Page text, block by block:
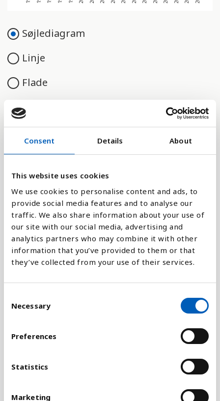
Consent Details About
This website uses cookies
We use cookies to personalise content and ads, to
provide social media features and to analyse our
traffic. We also share information about your use of
our site with our social media, advertising and
analytics partners who may combine it with other
information that you’ve provided to them or that
they’ve collected from your use of their services.
Necessary
Preferences
Statistics
Marketing
Søjlediagram
Linje
Flade
Sammenligne med:
Forklaring
Befolkningstætheden er beregnes ved at dividere
den samlede befolkning op i det samlede landareal.
Så får du et tal, der ikke repræsenterer den
faktiske befolkningstæthed, men som viser, hvor
mange indbyggere landet har per kvadratkilometer.
taget fra FN's beregning for befolkninger og er
dødelighed forbliver stabile. Beregningen omfatter
befolkning kan ændre sig, hvis disse faktorer
antaget. Disse tal kan du se ved at klikke på linket